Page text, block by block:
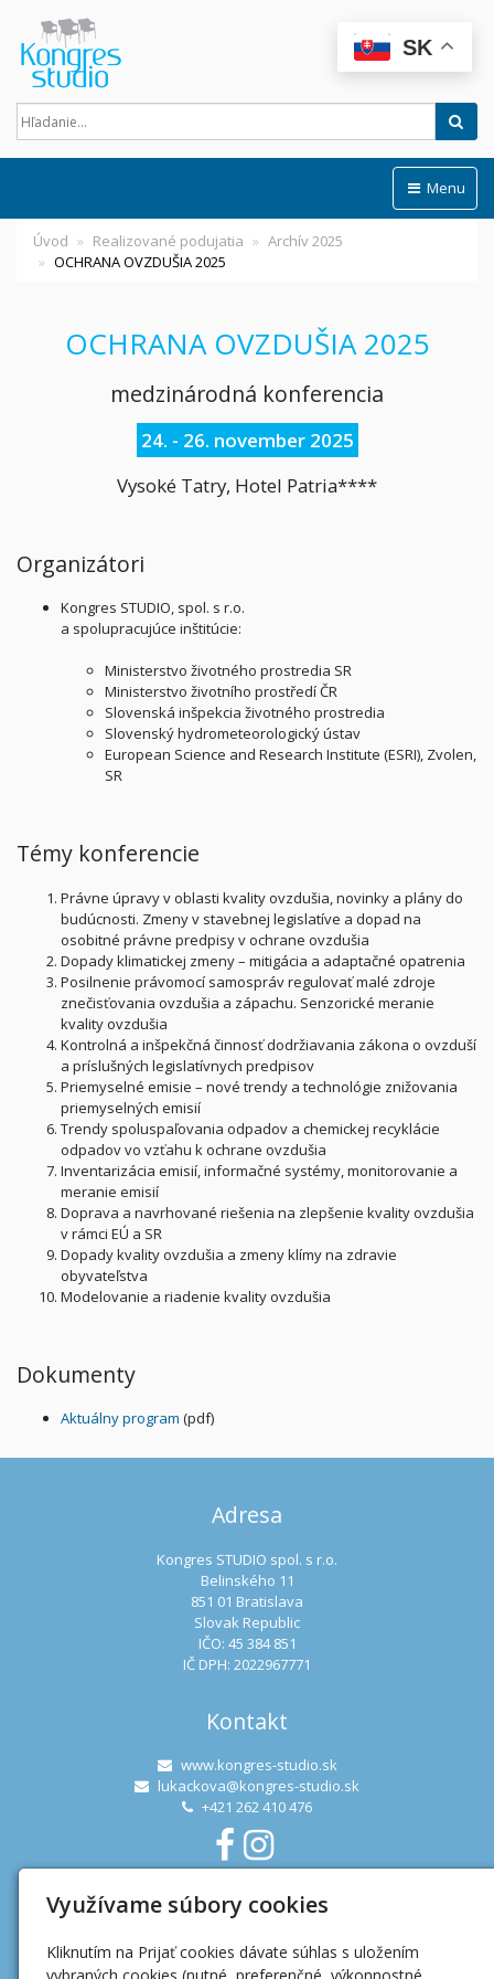
Menu
Úvod Realizované podujatia
Archív 2025
OCHRANA OVZDUŠIA 2025
OCHRANA OVZDUŠIA 2025
medzinárodná konferencia
24. - 26. november 2025
Vysoké Tatry, Hotel Patria****
Organizátori
Kongres STUDIO, spol. s r.o.
a spolupracujúce inštitúcie:
Ministerstvo životného prostredia SR
Ministerstvo životního prostředí ČR
Slovenská inšpekcia životného prostredia
Slovenský hydrometeorologický ústav
European Science and Research Institute (ESRI), Zvolen,
SR
Témy konferencie
Právne úpravy v oblasti kvality ovzdušia, novinky a plány do
budúcnosti. Zmeny v stavebnej legislatíve a dopad na
osobitné právne predpisy v ochrane ovzdušia
Dopady klimatickej zmeny – mitigácia a adaptačné opatrenia
Posilnenie právomocí samospráv regulovať malé zdroje
znečisťovania ovzdušia a zápachu. Senzorické meranie
kvality ovzdušia
Kontrolná a inšpekčná činnosť dodržiavania zákona o ovzduší
a príslušných legislatívnych predpisov
Priemyselné emisie – nové trendy a technológie znižovania
priemyselných emisií
Trendy spoluspaľovania odpadov a chemickej recyklácie
odpadov vo vzťahu k ochrane ovzdušia
Inventarizácia emisií, informačné systémy, monitorovanie a
meranie emisií
Doprava a navrhované riešenia na zlepšenie kvality ovzdušia
v rámci EÚ a SR
Dopady kvality ovzdušia a zmeny klímy na zdravie
obyvateľstva
Modelovanie a riadenie kvality ovzdušia
Dokumenty
Aktuálny program (pdf)
Adresa
Kongres STUDIO spol. s r.o.
Belinského 11
851 01 Bratislava
Slovak Republic
IČO: 45 384 851
IČ DPH: 2022967771
Kontakt
www.kongres-studio.sk
lukackova@kongres-studio.sk
+421 262 410 476
Užitočné linky
Ochrana osobných údajov
SK
Využívame súbory cookies
Kliknutím na Prijať cookies dávate súhlas s uložením